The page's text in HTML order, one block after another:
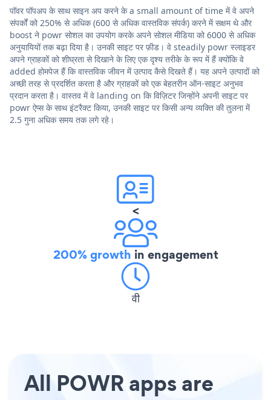
पॉवर पॉपअप के साथ साइन अप करने के a small amount of time में वे अपने
संपर्कों को 250% से अधिक (600 से अधिक वास्तविक संपर्क) करने में सक्षम थे और
boost ने powr सोशल का उपयोग करके अपने सोशल मीडिया को 6000 से अधिक
अनुयायियों तक बढ़ा दिया है। उनकी साइट पर फ़ीड। वे steadily powr स्लाइडर
अपने ग्राहकों को शीघ्रता से दिखाने के लिए एक दृश्य तरीके के रूप में हैं क्योंकि वे
added होमपेज हैं कि वास्तविक जीवन में उत्पाद कैसे दिखते हैं। यह अपने उत्पादों को
अच्छी तरह से प्रदर्शित करता है और ग्राहकों को एक बेहतरीन ऑन-साइट अनुभव
प्रदान करता है। वास्तव में वे landing on कि विज़िटर जिन्होंने अपनी साइट पर
powr ऐप्स के साथ इंटरैक्ट किया, उनकी साइट पर किसी अन्य व्यक्ति की तुलना में
2.5 गुना अधिक समय तक लगे रहे।
<
200% growth in engagement
वी
All POWR apps are